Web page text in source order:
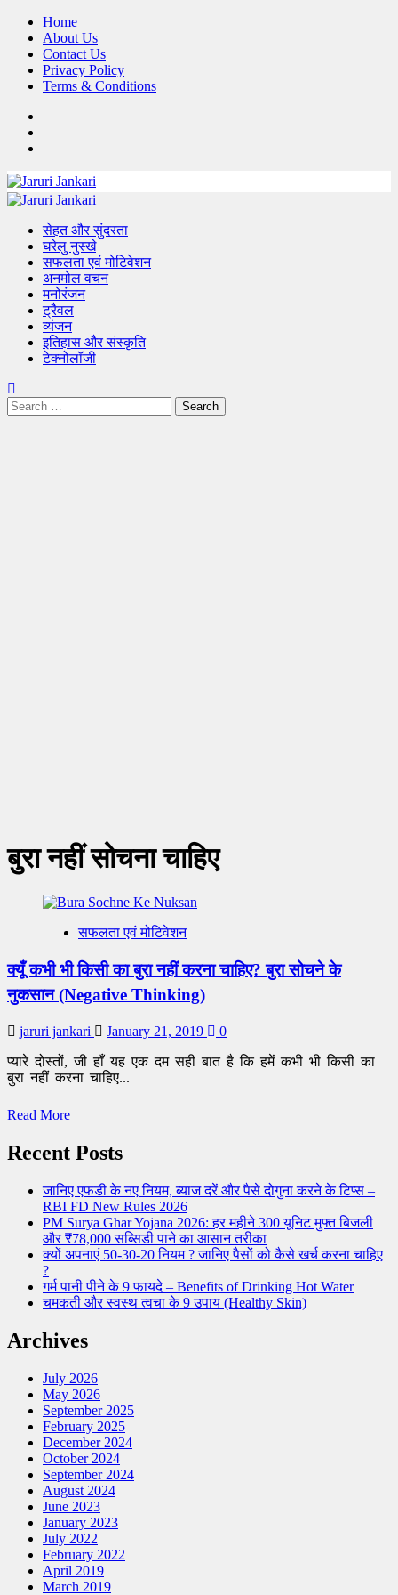
Skip
content
Home
About Us
Contact Us
Privacy Policy
Terms & Conditions
Primary
सेहत और सुंदरता
घरेलु नुस्खे
सफलता एवं मोटिवेशन
अनमोल वचन
मनोरंजन
ट्रैवल
व्यंजन
इतिहास और संस्कृति
टेक्नोलॉजी
Search
for:
बुरा नहीं सोचना चाहिए
सफलता एवं मोटिवेशन
क्यूँ कभी भी किसी का बुरा नहीं करना चाहिए? बुरा सोचने के
नुकसान (Negative Thinking)
jaruri jankari January 21, 2019
0
प्यारे दोस्तों, जी हाँ यह एक दम सही बात है कि हमें कभी भी किसी का
बुरा नहीं करना चाहिए...
Read MoreRead
about
क्यूँ
भी
किसी
का
बुरा
नहीं
चाहिए?
बुरा
के
(Negative
Thinking)
Recent Posts
जानिए एफडी के नए नियम, ब्याज दरें और पैसे दोगुना करने के टिप्स –
RBI FD New Rules 2026
PM Surya Ghar Yojana 2026: हर महीने 300 यूनिट मुफ्त बिजली
और ₹78,000 सब्सिडी पाने का आसान तरीका
क्यों अपनाएं 50-30-20 नियम ? जानिए पैसों को कैसे खर्च करना चाहिए
?
गर्म पानी पीने के 9 फायदे – Benefits of Drinking Hot Water
चमकती और स्वस्थ त्वचा के 9 उपाय (Healthy Skin)
Archives
July 2026
May 2026
September 2025
February 2025
December 2024
October 2024
September 2024
August 2024
June 2023
January 2023
July 2022
February 2022
April 2019
March 2019